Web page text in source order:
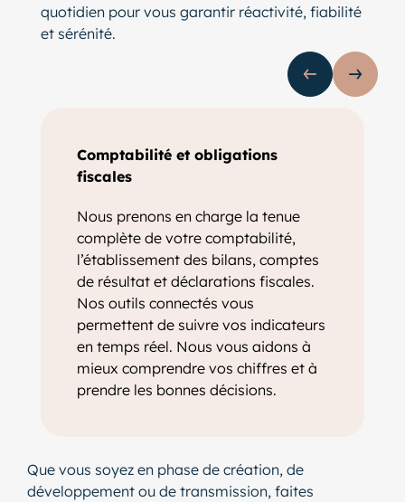
quotidien pour vous garantir réactivité, fiabilité
et sérénité.
Slide précédente
Slide
Comptabilité et obligations
fiscales
Nous prenons en charge la tenue
complète de votre comptabilité,
l’établissement des bilans, comptes
de résultat et déclarations fiscales.
Nos outils connectés vous
permettent de suivre vos indicateurs
en temps réel. Nous vous aidons à
mieux comprendre vos chiffres et à
prendre les bonnes décisions.
Que vous soyez en phase de création, de
développement ou de transmission, faites